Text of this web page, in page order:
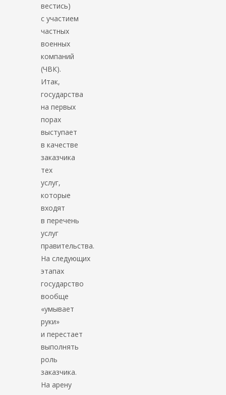
вестись)
с участием
частных
военных
компаний
(ЧВК).
Итак,
государства
на первых
порах
выступает
в качестве
заказчика
тех
услуг,
которые
входят
в перечень
услуг
правительства.
На следующих
этапах
государство
вообще
«умывает
руки»
и перестает
выполнять
роль
заказчика.
На арену